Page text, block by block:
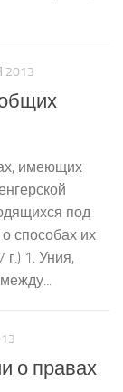
2013
имеющих
под
способах их
1. Уния,
о правах